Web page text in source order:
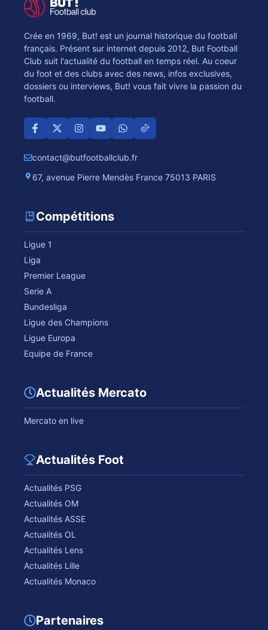
Crée en 1969, But! est un journal historique du football
français. Présent sur internet depuis 2012, But Football
Club suit l'actualité du football en temps réel. Au coeur
du foot et des clubs avec des news, infos exclusives,
dossiers ou interviews, But! vous fait vivre la passion du
football.
contact@butfootballclub.fr
67, avenue Pierre Mendès France 75013 PARIS
Compétitions
Ligue 1
Liga
Premier League
Serie A
Bundesliga
Ligue des Champions
Ligue Europa
Equipe de France
Actualités Mercato
Mercato en live
Actualités Foot
Actualités PSG
Actualités OM
Actualités ASSE
Actualités OL
Actualités Lens
Actualités Lille
Actualités Monaco
Partenaires